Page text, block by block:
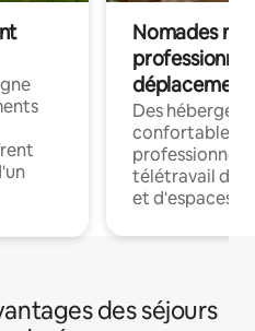
Nomades
déplacement
Des
confortables
professionnels
télétravail
et d'espaces
des séjours